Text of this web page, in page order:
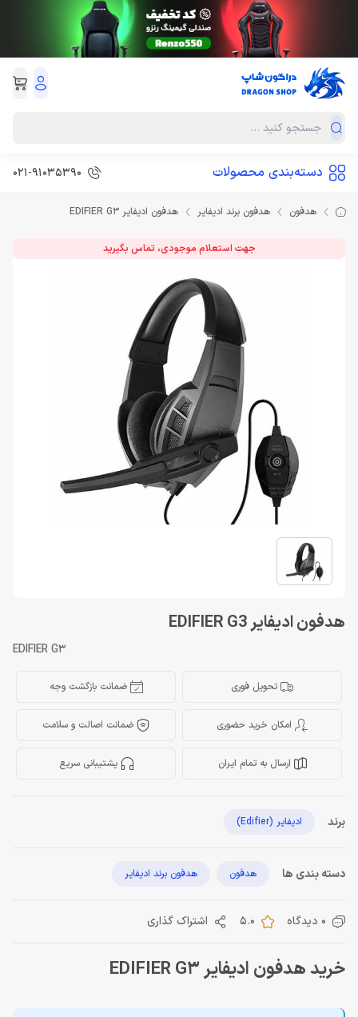
دسته‌بندی محصولات 021-91035390
هدفون هدفون برند ادیفایر هدفون ادیفایر EDIFIER G3
جهت استعلام موجودی، تماس بگیرید
هدفون ادیفایر EDIFIER G3
EDIFIER G3
تحویل فوری ضمانت بازگشت وجه
امکان خرید حضوری ضمانت اصالت و سلامت
ارسال به تمام ایران پشتیبانی سریع
برند ادیفایر (Edifier)
دسته بندی ها هدفون هدفون برند ادیفایر
0 دیدگاه 5.0 اشتراک گذاری
خرید هدفون ادیفایر EDIFIER G3